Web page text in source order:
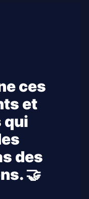
ces
et
qui
des
🤝